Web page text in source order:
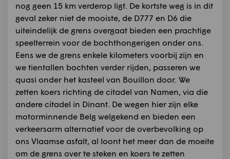
nog geen 15 km verderop ligt. De kortste weg is in dit
geval zeker niet de mooiste, de D777 en D6 die
uiteindelijk de grens overgaat bieden een prachtige
speelterrein voor de bochthongerigen onder ons.
Eens we de grens enkele kilometers voorbij zijn en
we tientallen bochten verder rijden, passeren we
quasi onder het kasteel van Bouillon door. We
zetten koers richting de citadel van Namen, via die
andere citadel in Dinant. De wegen hier zijn elke
motorminnende Belg welgekend en bieden een
verkeersarm alternatief voor de overbevolking op
ons Vlaamse asfalt, al loont het meer dan de moeite
om de grens over te steken en koers te zetten